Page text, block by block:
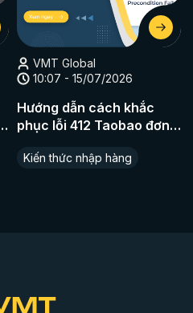
VMT Global
10:07 - 15/07/2026
Hướng dẫn cách khắc
phục lỗi 412 Taobao đơn
Kiến thức nhập hàng